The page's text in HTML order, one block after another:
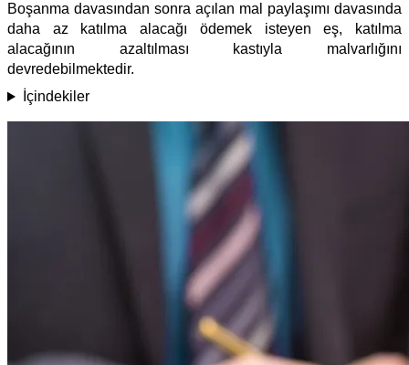
Boşanma davasından sonra açılan mal paylaşımı davasında
daha az katılma alacağı ödemek isteyen eş, katılma
alacağının azaltılması kastıyla malvarlığını
devredebilmektedir.
İçindekiler